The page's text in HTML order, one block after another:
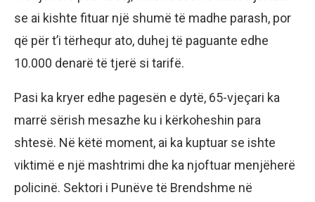
se ai kishte fituar një shumë të madhe parash, por
që për t’i tërhequr ato, duhej të paguante edhe
10.000 denarë të tjerë si tarifë.
​Pasi ka kryer edhe pagesën e dytë, 65-vjeçari ka
marrë sërish mesazhe ku i kërkoheshin para
shtesë. Në këtë moment, ai ka kuptuar se ishte
viktimë e një mashtrimi dhe ka njoftuar menjëherë
policinë. Sektori i Punëve të Brendshme në